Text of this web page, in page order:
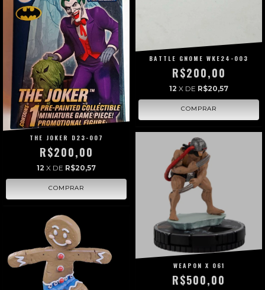
THE JOKER D23-007
R$200,00
12 X DE R$20,57
BATTLE GNOME WKE24-003
R$200,00
12 X DE R$20,57
WEAPON X 061
R$500,00